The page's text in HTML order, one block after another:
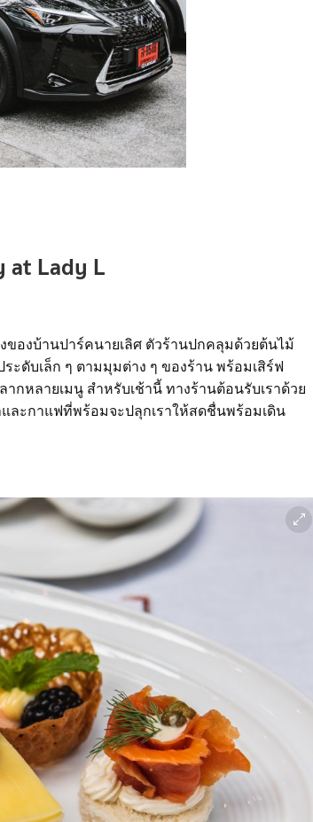
at Lady L
ของบ้านปาร์คนายเลิศ ตัวร้านปกคลุมด้วยต้นไม้
ดับเล็ก ๆ ตามมุมต่าง ๆ ของร้าน พร้อมเสิร์ฟ
กหลายเมนู สำหรับเช้านี้ ทางร้านต้อนรับเราด้วย
ละกาแฟที่พร้อมจะปลุกเราให้สดชื่นพร้อมเดิน